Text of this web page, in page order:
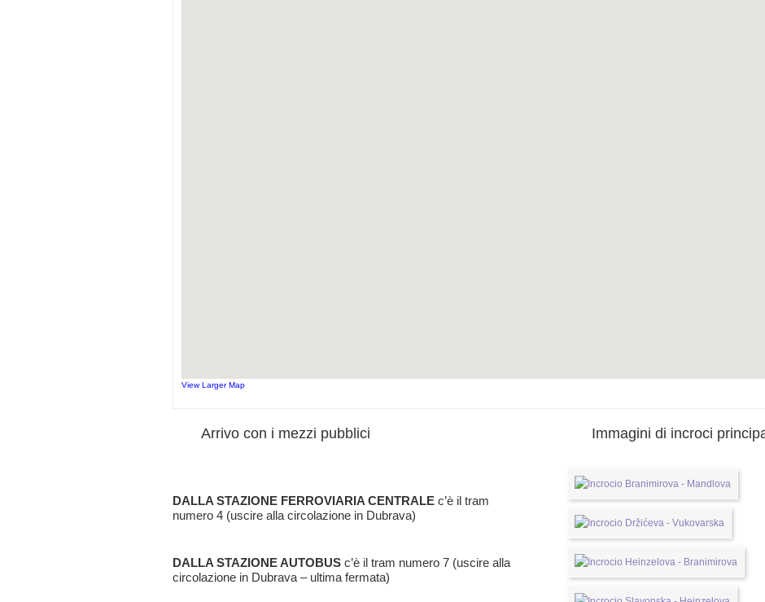
View Larger Map
Arrivo con i mezzi pubblici
DALLA STAZIONE FERROVIARIA CENTRALE c’è il tram
numero 4 (uscire alla circolazione in Dubrava)
DALLA STAZIONE AUTOBUS c’è il tram numero 7 (uscire alla
circolazione in Dubrava – ultima fermata)
Immagini di incroci